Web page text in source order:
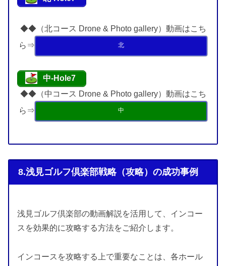
◆◆（北コース Drone & Photo gallery）動画はこち
ら⇒
北
中-Hole7
◆◆（中コース Drone & Photo gallery）動画はこち
ら⇒
中
8.浅見ゴルフ倶楽部戦略（攻略）の成功事例
浅見ゴルフ倶楽部の動画解説を活用して、インコー
スを効果的に攻略する方法をご紹介します。
インコースを攻略する上で重要なことは、各ホール